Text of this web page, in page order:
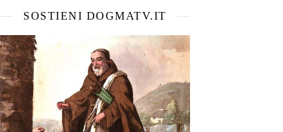
SOSTIENI DOGMATV.IT